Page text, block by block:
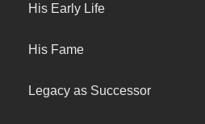
His Early Life
His Fame
Legacy as Successor